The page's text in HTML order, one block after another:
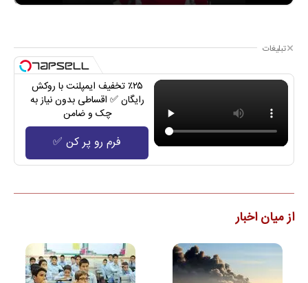
تبلیغات
٪۲۵ تخفیف ایمپلنت با روکش
رایگان ✅ اقساطی بدون نیاز به
چک و ضامن
فرم رو پر کن ✅
از میان اخبار